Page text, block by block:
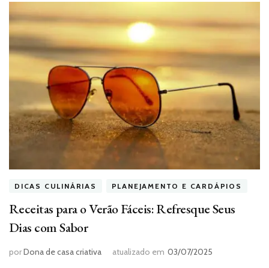
DICAS CULINÁRIAS PLANEJAMENTO E CARDÁPIOS
Receitas para o Verão Fáceis: Refresque Seus
Dias com Sabor
porDona de casa criativa atualizado em 03/07/2025